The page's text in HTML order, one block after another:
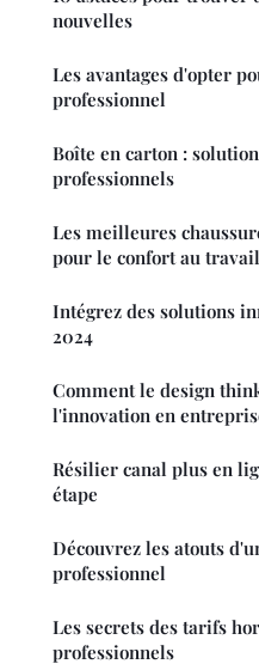
nouvelles
Les avantages d'opter
professionnel
Boîte en carton :
professionnels
Les meilleures
pour le confort au travail
Intégrez des solutions
2024
Comment le design
l'innovation en
Résilier canal plus en
étape
Découvrez les atouts
professionnel
Les secrets des tarifs
professionnels